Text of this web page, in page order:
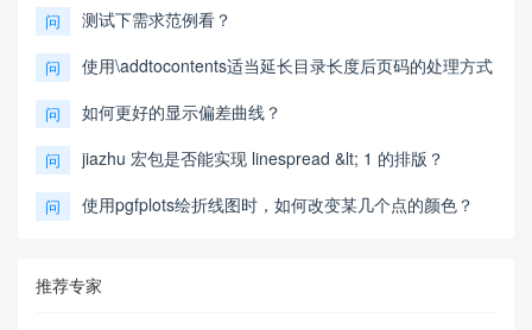
问 测试下需求范例看？
问 使用\addtocontents适当延长目录长度后页码的处理方式
问 如何更好的显示偏差曲线？
问 jiazhu 宏包是否能实现 linespread &lt; 1 的排版？
问 使用pgfplots绘折线图时，如何改变某几个点的颜色？
推荐专家